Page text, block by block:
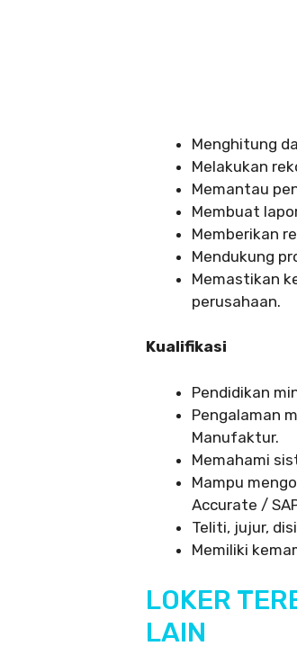
Menghitung
Melakukan
Memantau
Membuat
Memberikan
Mendukung
Memastikan
perusahaan.
Kualifikasi
Pendidikan
Pengalaman
Manufaktur.
Memahami
Mampu
Accurate /
Teliti, jujur,
Memiliki
LOKER
LAIN